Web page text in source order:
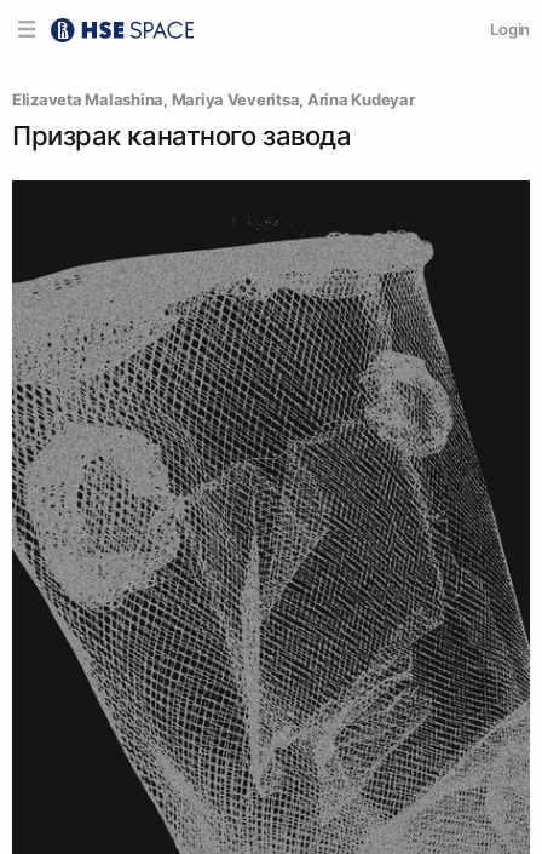
Login
Elizaveta Malashina, Mariya Veveritsa, Arina Kudeyar
Призрак канатного завода